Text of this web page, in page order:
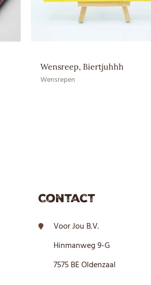
SOJAlecithine, Suiker, Volle
Wensreep, Biertjuhhh
Wensrepen
Contact
Voor Jou B.V.
Hinmanweg 9-G
7575 BE Oldenzaal